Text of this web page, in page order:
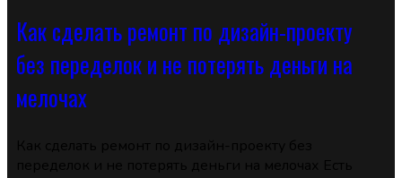
Как сделать ремонт по дизайн-проекту
без переделок и не потерять деньги на
мелочах